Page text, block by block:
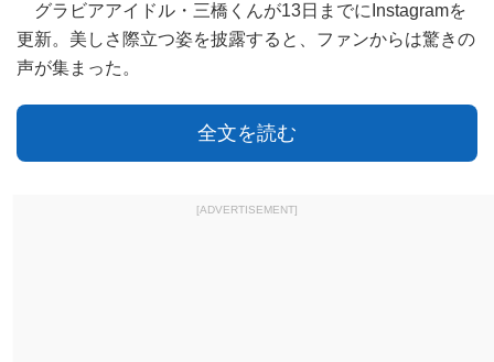
グラビアアイドル・三橋くんが13日までにInstagramを
更新。美しさ際立つ姿を披露すると、ファンからは驚きの
声が集まった。
全文を読む
[ADVERTISEMENT]